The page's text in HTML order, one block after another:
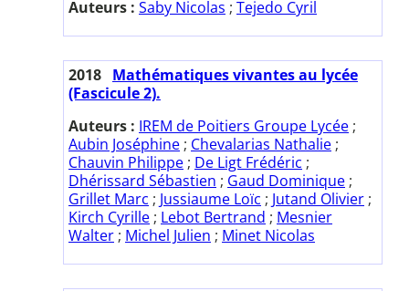
Auteurs : Saby Nicolas ; Tejedo Cyril
2018 Mathématiques vivantes au lycée
(Fascicule 2).
Auteurs : IREM de Poitiers Groupe Lycée ;
Aubin Joséphine ; Chevalarias Nathalie ;
Chauvin Philippe ; De Ligt Frédéric ;
Dhérissard Sébastien ; Gaud Dominique ;
Grillet Marc ; Jussiaume Loïc ; Jutand Olivier ;
Kirch Cyrille ; Lebot Bertrand ; Mesnier
Walter ; Michel Julien ; Minet Nicolas